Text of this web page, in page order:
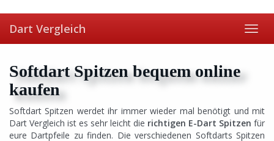
to
main
content
Dart Vergleich
Softdart Spitzen bequem online
kaufen
Softdart Spitzen werdet ihr immer wieder mal benötigt und mit
Dart Vergleich ist es sehr leicht die richtigen E-Dart Spitzen für
eure Dartpfeile zu finden. Die verschiedenen Softdarts Spitzen